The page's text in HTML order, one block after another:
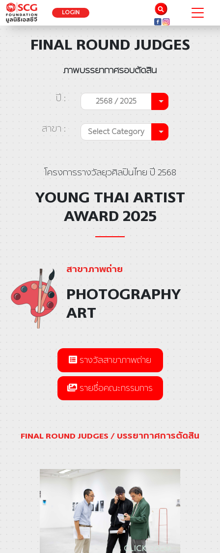
LOGIN
FINAL ROUND JUDGES
ภาพบรรยากาศรอบตัดสิน
ปี : 2568 / 2025
สาขา : Select Category
โครงการรางวัลยุวศิลปินไทย ปี 2568
YOUNG THAI ARTIST
AWARD 2025
สาขาภาพถ่าย
PHOTOGRAPHY
ART
รางวัลสาขาภาพถ่าย
รายชื่อคณะกรรมการ
FINAL ROUND JUDGES / บรรยากาศการตัดสิน
CLICK ZOOM